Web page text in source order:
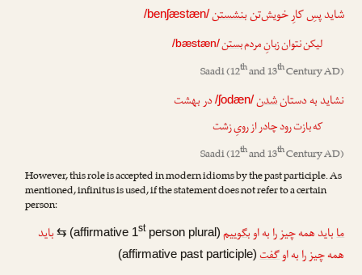
شاید پسِ کارِ خویش‌تنبنشستن/benʃæstæn/
لیکن نتوان زبانِ مردمبستن/bæstæn/
Saadi(12thand 13thCentury AD)
نشاید به دستانشدن/ʃodæn/در بهشت
که بازت رود چادر از رویِ زشت
Saadi(12thand 13thCentury AD)
However, this role is accepted in modern idioms by the past participle. As
mentioned, infinitus is used, if the statement does not refer to a certain
person:
ماباید همه چیز را به اوبگوییم (affirmative 1stperson plural)
⇆ باید
همه چیز را به اوگفت (affirmative past participle)